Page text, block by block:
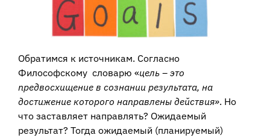
Обратимся к источникам. Согласно
Философскому словарю «цель – это
предвосхищение в сознании результата, на
достижение которого направлены действия». Но
что заставляет направлять? Ожидаемый
результат? Тогда ожидаемый (планируемый)